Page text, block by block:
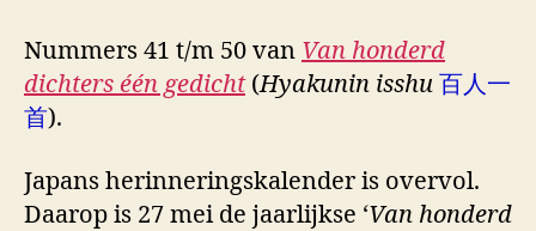
Nummers 41 t/m 50 van Van honderd
dichters één gedicht(Hyakunin isshu 百人一
首).
Japans herinneringskalender is overvol.
Daarop is 27 mei de jaarlijkse ‘Van honderd